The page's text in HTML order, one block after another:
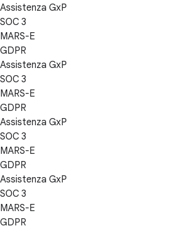
Assistenza GxP
SOC 3
MARS-E
GDPR
Assistenza GxP
SOC 3
MARS-E
GDPR
Assistenza GxP
SOC 3
MARS-E
GDPR
Assistenza GxP
SOC 3
MARS-E
GDPR